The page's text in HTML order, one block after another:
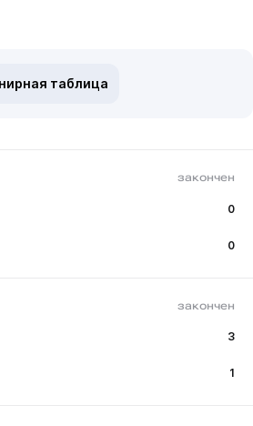
таблица
закончен
0
0
закончен
3
1